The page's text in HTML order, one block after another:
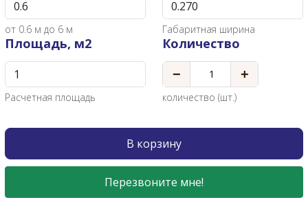
от 0.6 м до 6 м Габаритная ширина
Площадь, м2
Расчетная площадь
Количество
− +
количество (шт.)
В корзину
Перезвоните мне!